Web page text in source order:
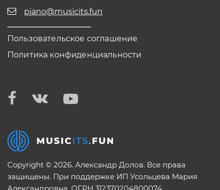
piano@musicits.fun
Пользовательское соглашение
Политика конфиденциальности
Copyright © 2026. Александр Долов. Все права
защищены. При поддержке ИП Усольцева Мария